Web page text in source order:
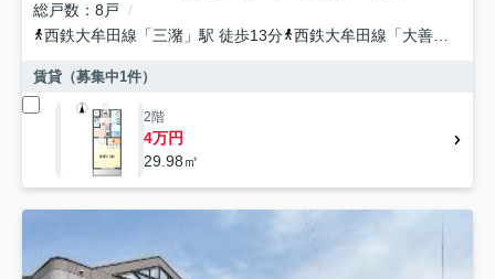
総戸数
8戸
西鉄大牟田線 「三潴 」駅 徒歩13分 西鉄大牟田線 「大善寺
賃貸（募集中1件）
2階
4万円
29.98㎡